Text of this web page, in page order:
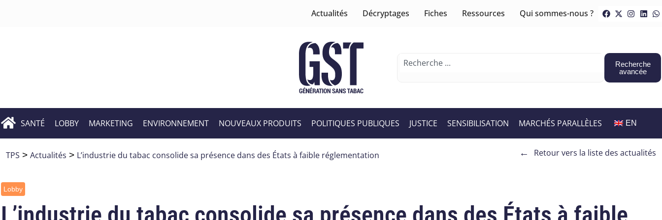
Actualités Décryptages Fiches Ressources Qui sommes-nous ?
Recherche
avancée
SANTÉ LOBBY MARKETING ENVIRONNEMENT NOUVEAUX PRODUITS POLITIQUES PUBLIQUES JUSTICE SENSIBILISATION MARCHÉS PARALLÈLES EN
TPS > Actualités > L’industrie du tabac consolide sa présence dans des États à faible réglementation ← Retour vers la liste des actualités
Lobby